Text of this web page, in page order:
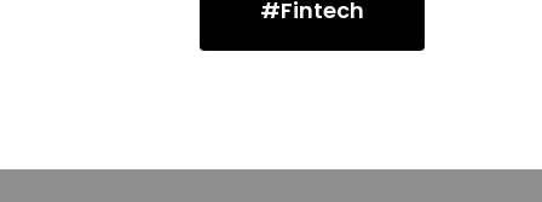
#Fintech
Inicio